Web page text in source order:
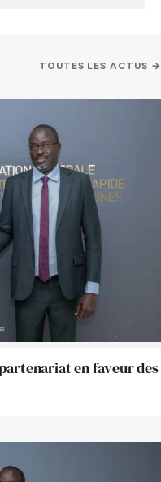
TOUTES LES ACTUS →
en faveur des